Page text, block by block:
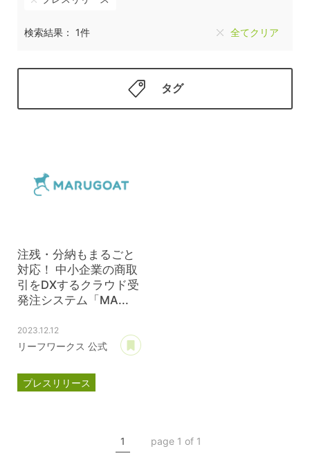
検索結果： 1件 全てクリア
タグ
注残・分納もまるごと
対応！ 中小企業の商取
引をDXするクラウド受
発注システム「MA...
2023.12.12
リーフワークス 公式
プレスリリース
1 page 1 of 1